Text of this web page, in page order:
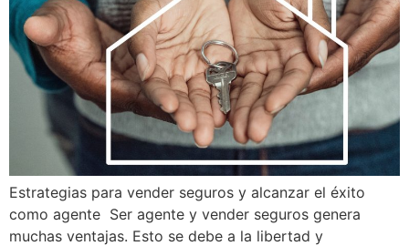
Estrategias para vender seguros y alcanzar el éxito
como agente Ser agente y vender seguros genera
muchas ventajas. Esto se debe a la libertad y